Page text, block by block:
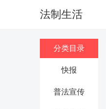
法制生活
分类目录
快报
普法宣传